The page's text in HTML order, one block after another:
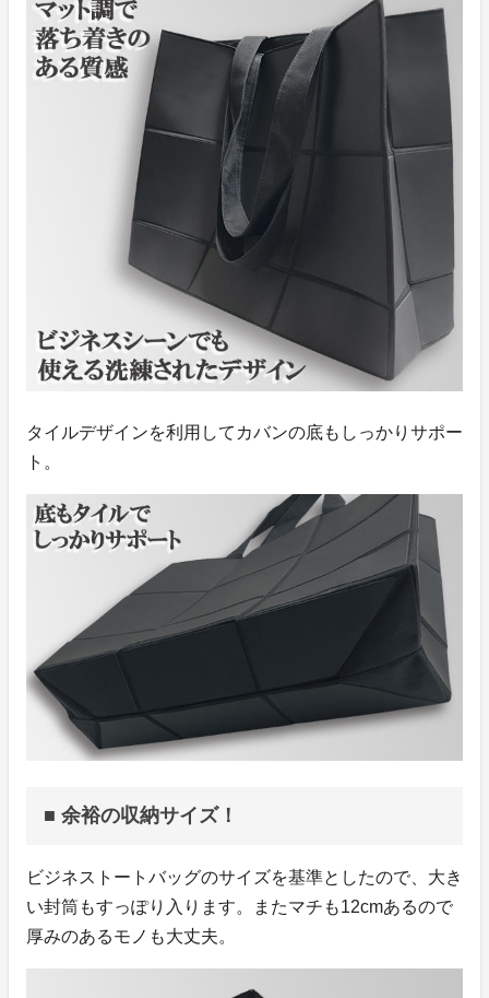
タイルデザインを利用してカバンの底もしっかりサポー
ト。
■ 余裕の収納サイズ！
ビジネストートバッグのサイズを基準としたので、大き
い封筒もすっぽり入ります。またマチも12cmあるので
厚みのあるモノも大丈夫。